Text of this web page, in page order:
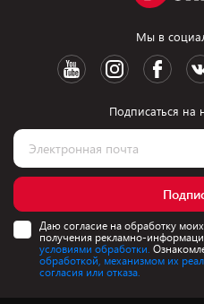
Мы в
Подписаться на
Даю согласие на обработку
получения рекламно-
условиями обработки.
обработкой, механизмом их
согласия или отказа.